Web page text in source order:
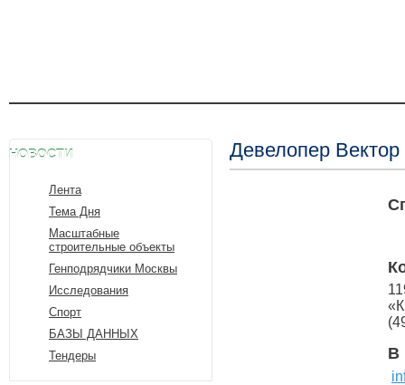
НОВОСТИ
Лента
Тема Дня
Масштабные
строительные объекты
Генподрядчики Москвы
Исследования
Спорт
БАЗЫ ДАННЫХ
Тендеры
Девелопер
В